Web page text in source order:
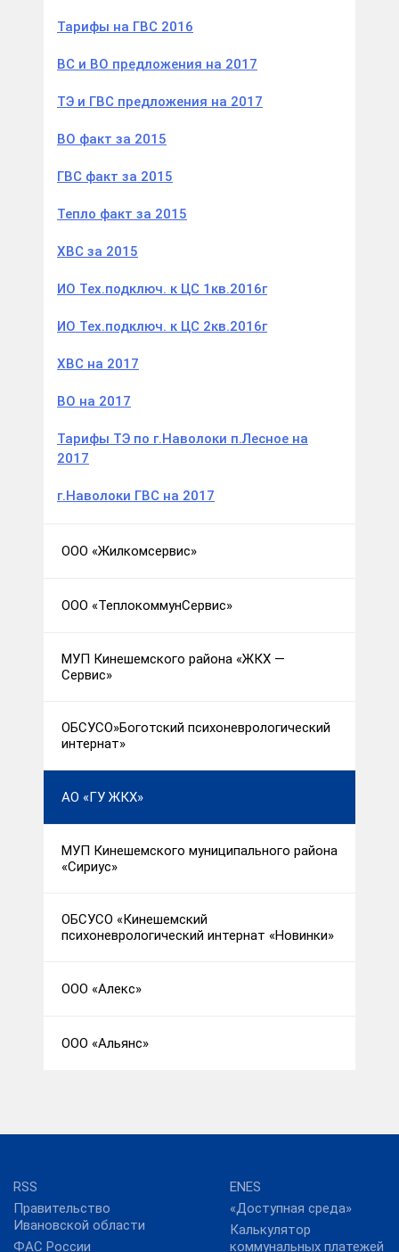
Тарифы на ГВС 2016
ВС и ВО предложения на 2017
ТЭ и ГВС предложения на 2017
ВО факт за 2015
ГВС факт за 2015
Тепло факт за 2015
ХВС за 2015
ИО Тех.подключ. к ЦС 1кв.2016г
ИО Тех.подключ. к ЦС 2кв.2016г
ХВС на 2017
ВО на 2017
Тарифы ТЭ по г.Наволоки п.Лесное на
2017
г.Наволоки ГВС на 2017
ООО «Жилкомсервис»
ООО «ТеплокоммунСервис»
МУП Кинешемского района «ЖКХ —
Сервис»
ОБСУСО»Боготский психоневрологический
интернат»
АО «ГУ ЖКХ»
МУП Кинешемского муниципального района
«Сириус»
ОБСУСО «Кинешемский
психоневрологический интернат «Новинки»
ООО «Алекс»
ООО «Альянс»
RSS
Правительство
Ивановской области
ФАС России
ENES
«Доступная среда»
Калькулятор
коммунальных платежей